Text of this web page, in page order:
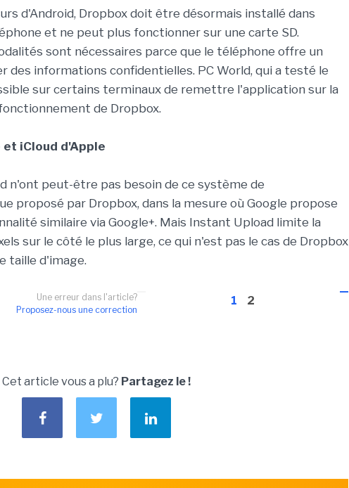
d'Android, Dropbox doit être désormais installé dans
et ne peut plus fonctionner sur une carte SD.
sont nécessaires parce que le téléphone offre un
des informations confidentielles. PC World, qui a testé le
sur certains terminaux de remettre l'application sur la
de Dropbox.
iCloud d'Apple
n'ont peut-être pas besoin de ce système de
proposé par Dropbox, dans la mesure où Google propose
similaire via Google+. Mais Instant Upload limite la
sur le côté le plus large, ce qui n'est pas le cas de Dropbox
taille d'image.
1 2
Une erreur dans l'article?
Proposez-nous une correction
Cet article vous a plu? Partagez le !